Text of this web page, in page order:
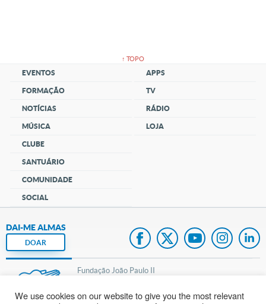
↑ TOPO
EVENTOS
FORMAÇÃO
NOTÍCIAS
MÚSICA
CLUBE
SANTUÁRIO
COMUNIDADE
SOCIAL
APPS
TV
RÁDIO
LOJA
DAI-ME ALMAS
DOAR
Fundação João Paulo II
Pedido de Oração
We use cookies on our website to give you the most relevant